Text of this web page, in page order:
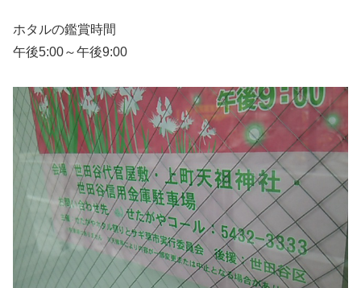
ホタルの鑑賞時間
午後5:00～午後9:00